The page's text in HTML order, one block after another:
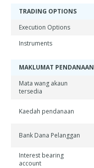
TRADING OPTIONS
Execution Options
Instruments
MAKLUMAT PENDANAAN
Mata wang akaun
tersedia
Kaedah pendanaan
Bank Dana Pelanggan
Interest bearing
account